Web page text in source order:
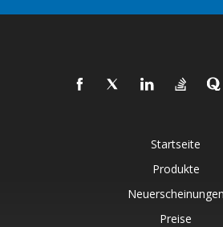
Startseite
Produkte
Neuerscheinungen
Preise